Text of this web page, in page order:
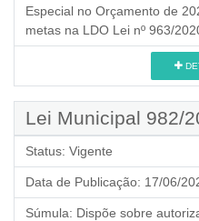
Especial no Orçamento de
metas na LDO Lei nº 963/
Lei Municipal 982/
Status: Vigente
Data de Publicação: 17/06/
Súmula: Dispõe sobre